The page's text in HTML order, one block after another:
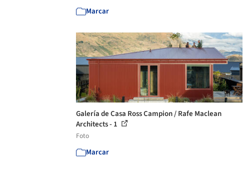
Marcar
Galería de Casa Ross Campion / Rafe Maclean
Architects - 1
Foto
Marcar